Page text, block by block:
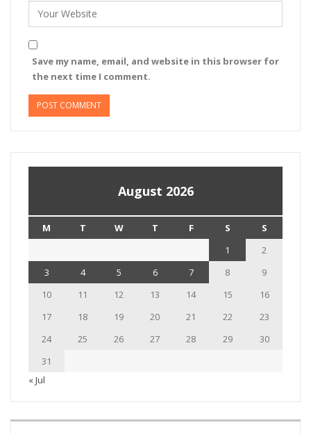
Save my name, email, and website in this browser for
the next time I comment.
August 2026
M T W T F S
S
1
2
3
4 5 6 7 8
9
10
11 12 13 14 15
16
17
18 19 20 21 22
23
24
25 26 27 28 29
30
31
« Jul